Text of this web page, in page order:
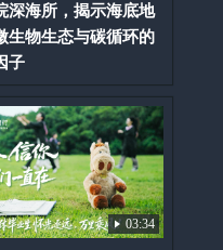
深海所，揭示海底地
生物生态与碳循环的
子
03:34